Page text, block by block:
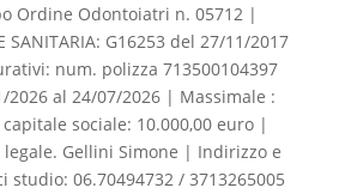
Ordine Odontoiatri n. 05712 |
SANITARIA: G16253 del 27/11/2017
num. polizza 713500104397
2026 al 24/07/2026 | Massimale :
sociale: 10.000,00 euro |
Gellini Simone | Indirizzo e
studio: 06.70494732 / 3713265005